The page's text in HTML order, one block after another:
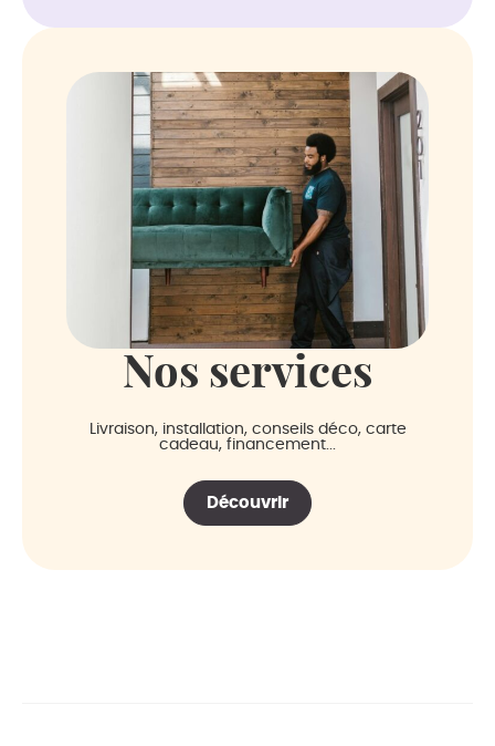
Nos services
Livraison, installation, conseils déco, carte
cadeau, financement...
Découvrir